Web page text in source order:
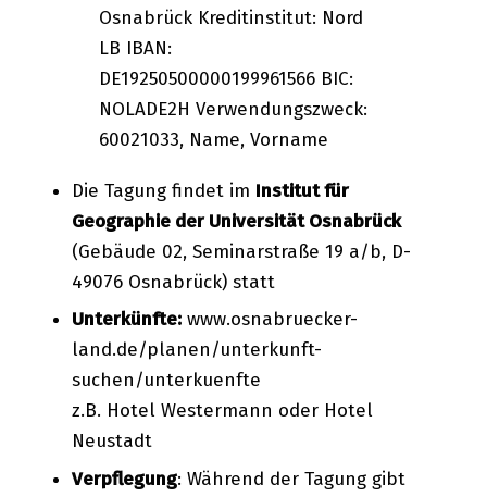
Osnabrück Kreditinstitut: Nord
LB IBAN:
DE19250500000199961566 BIC:
NOLADE2H Verwendungszweck:
60021033, Name, Vorname
Die Tagung findet im Institut für
Geographie der Universität Osnabrück
(Gebäude 02, Seminarstraße 19 a/b, D-
49076 Osnabrück) statt
Unterkünfte:www.osnabruecker-
land.de/planen/unterkunft-
suchen/unterkuenfte
z.B. Hotel Westermann oder Hotel
Neustadt
Verpflegung: Während der Tagung gibt